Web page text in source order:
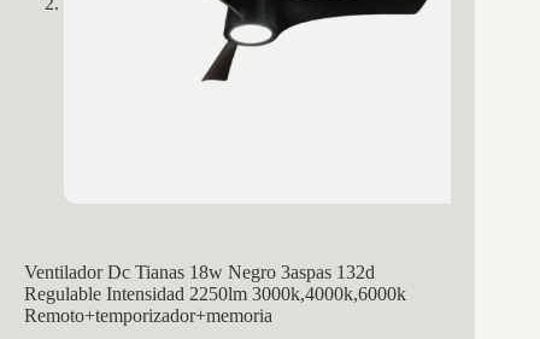
Ventilador Dc Tianas 18w Negro 3aspas 132d
Regulable Intensidad 2250lm 3000k,4000k,6000k
Remoto+temporizador+memoria